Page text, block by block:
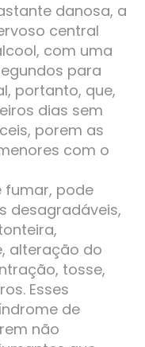
danosa, a
central
com uma
para
portanto, que,
dias sem
porem as
com o
fumar, pode
desagradáveis,
alteração do
tosse,
Esses
de
não